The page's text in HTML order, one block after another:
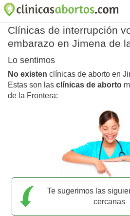
Clínicas de interrupción
embarazo en Jimena de
Lo sentimos
No existen clínicas de aborto en
Estas son las clínicas de aborto
de la Frontera:
Te sugerimos las
cercanas